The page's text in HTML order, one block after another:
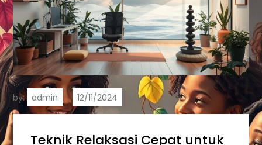
by: admin
Teknik Relaksasi Cepat untuk